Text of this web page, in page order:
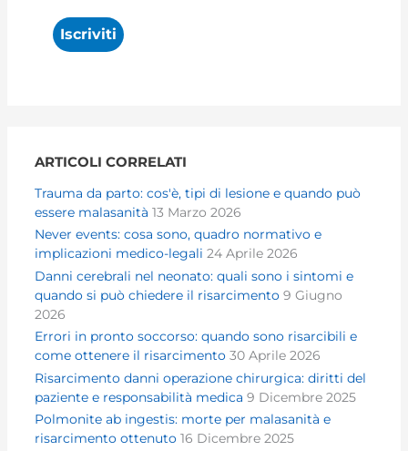
ARTICOLI CORRELATI
Trauma da parto: cos'è, tipi di lesione e quando può
essere malasanità 13 Marzo 2026
Never events: cosa sono, quadro normativo e
implicazioni medico-legali 24 Aprile 2026
Danni cerebrali nel neonato: quali sono i sintomi e
quando si può chiedere il risarcimento 9 Giugno
2026
Errori in pronto soccorso: quando sono risarcibili e
come ottenere il risarcimento 30 Aprile 2026
Risarcimento danni operazione chirurgica: diritti del
paziente e responsabilità medica 9 Dicembre 2025
Polmonite ab ingestis: morte per malasanità e
risarcimento ottenuto 16 Dicembre 2025